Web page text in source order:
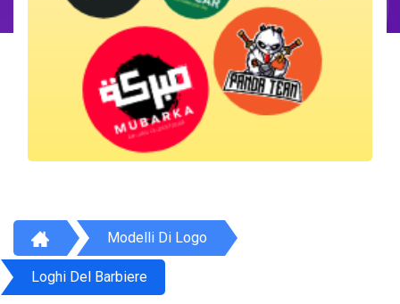
Modelli Di Logo
Loghi Del Barbiere